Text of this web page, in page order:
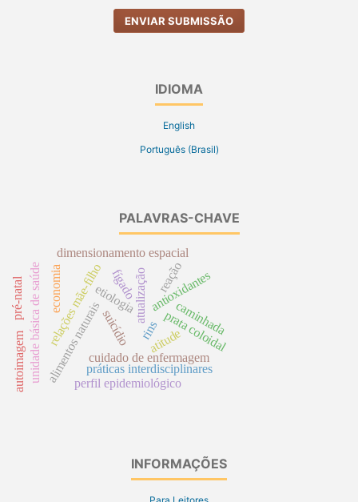
ENVIAR SUBMISSÃO
IDIOMA
English
Português (Brasil)
PALAVRAS-CHAVE
cuidado de enfermagem
prata coloidal
etiologiaatualização antioxidantes
alimentos naturais
relações mãe-filho
dimensionamento espacial
unidade básica de saúde
autoimagem rins
suicídio
práticas interdisciplinares
economia fígado
perfil epidemiológico
reação
atitude
pré-natal caminhada
INFORMAÇÕES